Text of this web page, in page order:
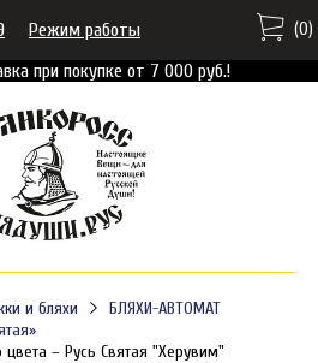
при покупке от 7 000 руб.!
Режим работы (0)
и бляхи
БЛЯХИ-АВТОМАТ
цвета – Русь Святая "Херувим"